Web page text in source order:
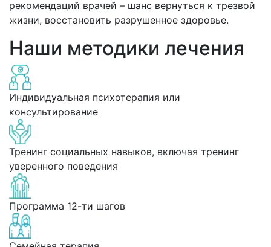
рекомендаций врачей – шанс вернуться к трезвой
жизни, восстановить разрушенное здоровье.
Наши методики лечения
Индивидуальная психотерапия или
консультирование
Тренинг социальных навыков, включая тренинг
уверенного поведения
Программа 12-ти шагов